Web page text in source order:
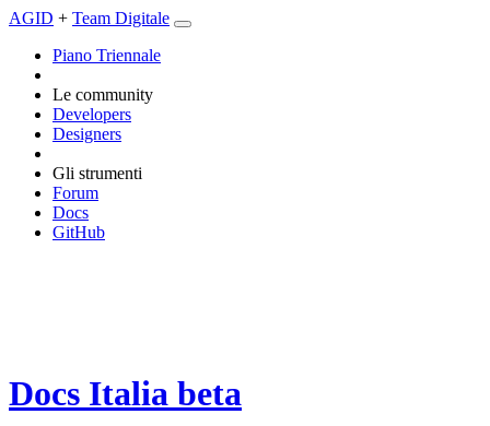
AGID + Team Digitale
Piano Triennale
Le community
Developers
Designers
Gli strumenti
Forum
Docs
GitHub
Docs Italia beta